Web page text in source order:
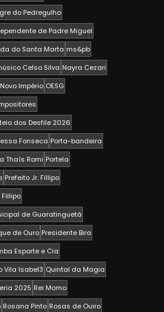
do Pedregulho
de Padre Miguel
do Santa Marta ms&pb
Celso Silva Nayra Cezari
Novo Império OESG
dos Desfile 2026
Fonseca Porta-bandeira
Thaís Romi Portela
Prefeito Jr. Fillipo
Fillipo
de Guaratinguetá
de Ouro Presidente Bira
Esporte e Cia
Vila Isabel3 Quintal da Magia
2025 Rei Momo
Rosana Pinto Rosas de Ouiro